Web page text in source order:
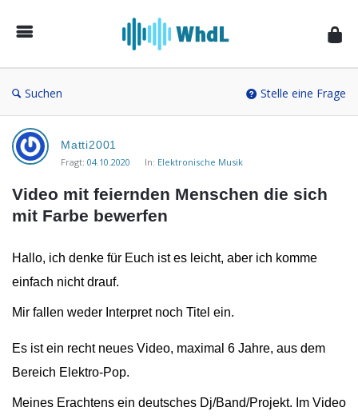
von
Suchen Stelle eine Frage
Musikforum
von
WieheisstdasLied.de
Neueste
Matti2001
Fragt: 04.10.2020 In: Elektronische Musik
Video mit feiernden Menschen die sich
mit Farbe bewerfen
Hallo, ich denke für Euch ist es leicht, aber ich komme
einfach nicht drauf.
Mir fallen weder Interpret noch Titel ein.
Es ist ein recht neues Video, maximal 6 Jahre, aus dem
Bereich Elektro-Pop.
Meines Erachtens ein deutsches Dj/Band/Projekt. Im Video